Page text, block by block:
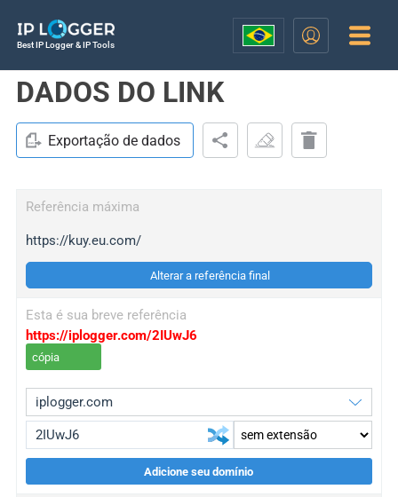
Best IP Logger & IP Tools
DADOS DO LINK
Exportação de dados
Referência máxima
https://kuy.eu.com/
Alterar a referência final
Esta é sua breve referência
https://iplogger.com/2IUwJ6
cópia
Adicione seu domínio